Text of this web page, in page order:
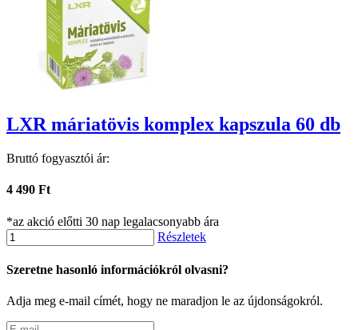
LXR máriatövis komplex kapszula 60 db
Bruttó fogyasztói ár:
4 490 Ft
*az akció előtti 30 nap legalacsonyabb ára
Részletek
Szeretne hasonló információkról olvasni?
Adja meg e-mail címét, hogy ne maradjon le az újdonságokról.